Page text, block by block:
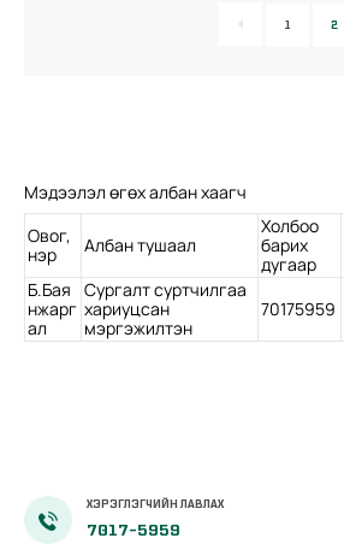
1 2
Мэдээлэл өгөх албан хаагч
Овог,
нэр
Албан тушаал
Холбоо
барих
дугаар
Б.Бая
нжарг
ал
Сургалт суртчилгаа
хариуцсан
мэргэжилтэн
70175959
ХЭРЭГЛЭГЧИЙН ЛАВЛАХ
7017-5959